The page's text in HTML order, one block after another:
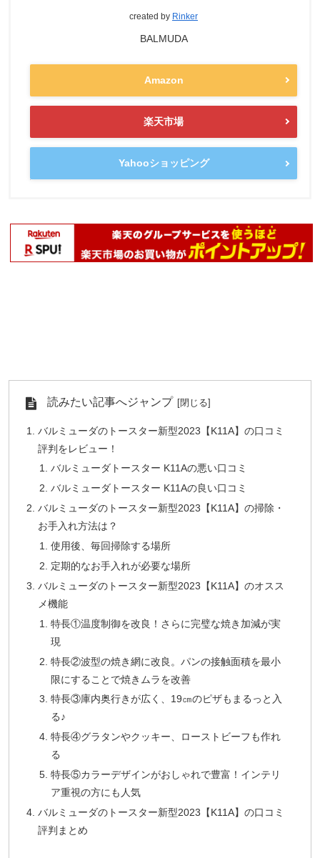
created by Rinker
BALMUDA
Amazon
楽天市場
Yahooショッピング
読みたい記事へジャンプ
バルミューダのトースター新型2023【K11A】の口コミ
評判をレビュー！
バルミューダトースター K11Aの悪い口コミ
バルミューダトースター K11Aの良い口コミ
バルミューダのトースター新型2023【K11A】の掃除・
お手入れ方法は？
使用後、毎回掃除する場所
定期的なお手入れが必要な場所
バルミューダのトースター新型2023【K11A】のオスス
メ機能
特長①温度制御を改良！さらに完璧な焼き加減が実
現
特長②波型の焼き網に改良。パンの接触面積を最小
限にすることで焼きムラを改善
特長③庫内奥行きが広く、19㎝のピザもまるっと入
る♪
特長④グラタンやクッキー、ローストビーフも作れ
る
特長⑤カラーデザインがおしゃれで豊富！インテリ
ア重視の方にも人気
バルミューダのトースター新型2023【K11A】の口コミ
評判まとめ